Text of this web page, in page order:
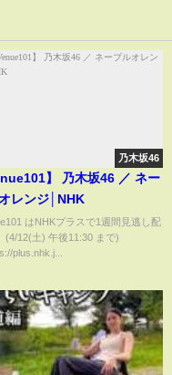
乃木坂46
】 乃木坂46 ／ ネー
レンジ│NHK
はNHKプラスで1週間見逃し配
(4/12(土) 午後11:30 まで)
plus.nhk.j...